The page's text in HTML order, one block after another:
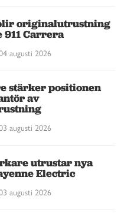
originalutrustning
911 Carrera
augusti 2026
stärker positionen
av
augusti 2026
utrustar nya
Electric
augusti 2026